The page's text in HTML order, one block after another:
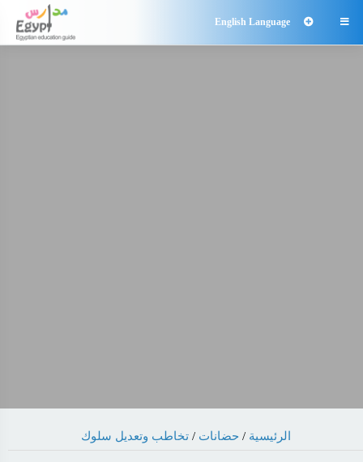

English Language
الرئيسية / حضانات /تخاطب وتعديل سلوك